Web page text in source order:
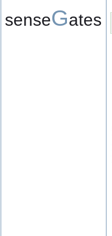
senseGates